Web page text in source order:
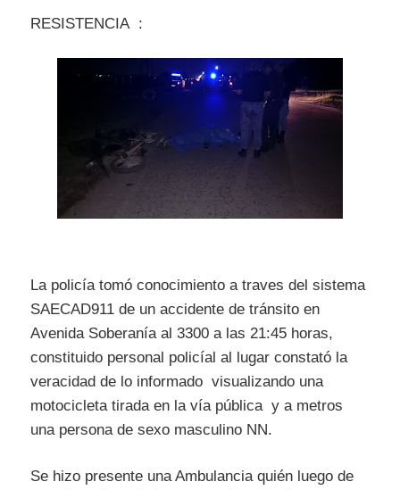
RESISTENCIA :
La policía tomó conocimiento a traves del sistema
SAECAD911 de un accidente de tránsito en
Avenida Soberanía al 3300 a las 21:45 horas,
constituido personal policíal al lugar constató la
veracidad de lo informado visualizando una
motocicleta tirada en la vía pública y a metros
una persona de sexo masculino NN.
Se hizo presente una Ambulancia quién luego de